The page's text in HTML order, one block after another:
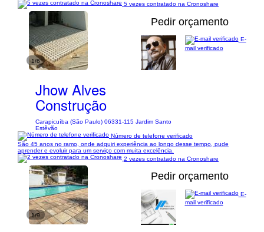
5 vezes contratado na Cronoshare
1/6
Pedir orçamento
Jhow Alves
Construção
Carapicuíba (São Paulo) 06331-115 Jardim Santo
Estêvão
E-
mail verificado
Número de telefone verificado
São 45 anos no ramo, onde adquiri experiência ao longo desse tempo, pude
aprender e evoluir para um serviço com muita excelência.
2 vezes contratado na Cronoshare
1/9
Pedir orçamento
E-
mail verificado